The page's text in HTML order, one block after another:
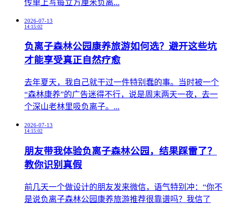
传单上写每立方厘米负离...
2026-07-13
14:15:02
负离子森林公园康养旅游如何选？避开这些坑
才能享受真正自然疗愈
​去年夏天，我自己就干过一件特别蠢的事。当时被一个
“森林康养”的广告迷得不行，说是周末两天一夜，去一
个深山老林里吸负离子。...
2026-07-13
14:15:02
朋友带我体验负离子森林公园，结果踩雷了？
教你识别真假
前几天一个做设计的朋友发来微信，语气特别冲：“你不
是说负离子森林公园康养旅游推荐很靠谱吗？我信了